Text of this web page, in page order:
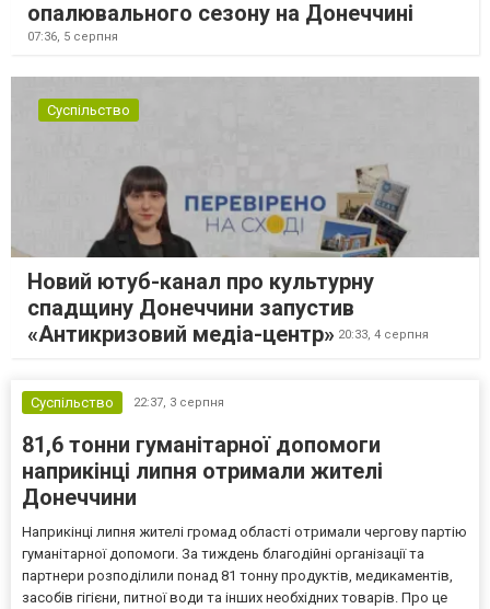
опалювального сезону на Донеччині
07:36, 5 серпня
Суспільство
Новий ютуб-канал про культурну
спадщину Донеччини запустив
«Антикризовий медіа-центр» 20:33, 4 серпня
Суспільство 22:37, 3 серпня
81,6 тонни гуманітарної допомоги
наприкінці липня отримали жителі
Донеччини
Наприкінці липня жителі громад області отримали чергову партію
гуманітарної допомоги. За тиждень благодійні організації та
партнери розподілили понад 81 тонну продуктів, медикаментів,
засобів гігієни, питної води та інших необхідних товарів. Про це